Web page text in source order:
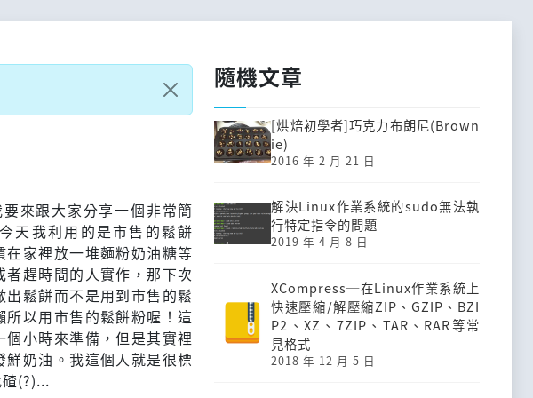
來跟大家分享一個非常簡
天我利用的是市售的鬆餅
家裡放一堆麵粉奶油糖等
趕時間的人實作，那下次
鬆餅而不是用到市售的鬆
以用市售的鬆餅粉喔！這
小時來準備，但是其實裡
奶油。我這個人就是很標
(?)...
隨機文章
[烘焙初學者]巧克力布朗尼(Brown
ie)
2016 年 2 月 21 日
解決Linux作業系統的sudo無法執
行特定指令的問題
2019 年 4 月 8 日
XCompress─在Linux作業系統上
快速壓縮/解壓縮ZIP、GZIP、BZI
P2、XZ、7ZIP、TAR、RAR等常
見格式
2018 年 12 月 5 日